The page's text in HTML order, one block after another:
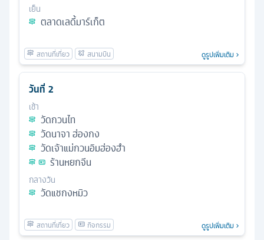
เย็น
ตลาดเลดี้มาร์เก็ต
ดูรูปเพิ่มเติม
วันที่ 2
เช้า
วัดกวนไท
วัดนาจา ฮ่องกง
วัดเจ้าแม่กวนอิมฮ่องฮำ
ร้านหยกจีน
กลางวัน
วัดแชกงหมิว
ดูรูปเพิ่มเติม